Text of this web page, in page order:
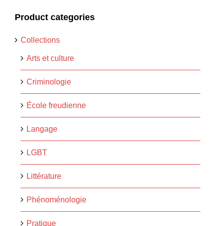
Product categories
Collections
Arts et culture
Criminologie
École freudienne
Langage
LGBT
Littérature
Phénoménologie
Pratique